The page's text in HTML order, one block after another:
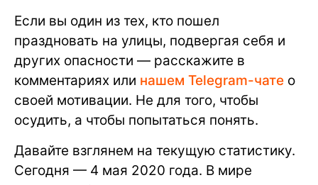
Если вы один из тех, кто пошел
праздновать на улицы, подвергая себя и
других опасности — расскажите в
комментариях или нашем Telegram-чате о
своей мотивации. Не для того, чтобы
осудить, а чтобы попытаться понять.
Давайте взглянем на текущую статистику.
Сегодня — 4 мая 2020 года. В мире